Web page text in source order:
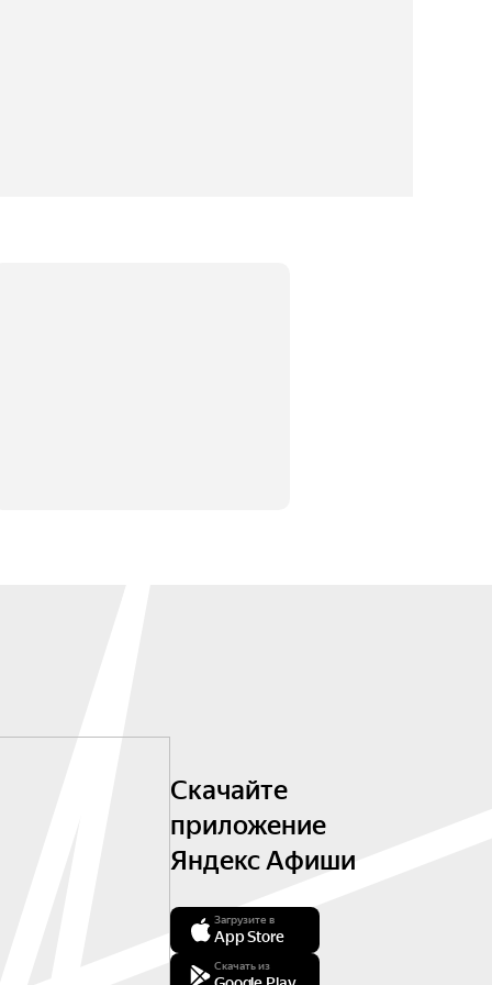
Скачайте
приложение
Яндекс Афиши
Загрузите в
App Store
Скачать из